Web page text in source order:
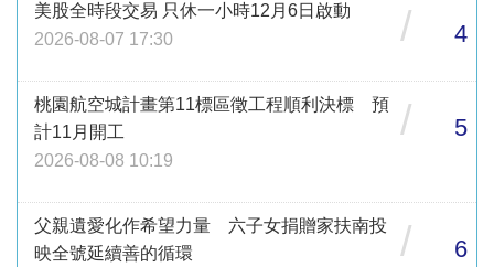
美股全時段交易 只休一小時12月6日啟動
2026-08-07 17:30
/ 4
桃園航空城計畫第11標區徵工程順利決標 預
計11月開工
2026-08-08 10:19
/ 5
父親遺愛化作希望力量 六子女捐贈家扶南投
映全號延續善的循環
/ 6